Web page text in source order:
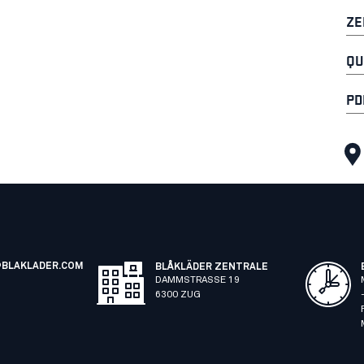
BLÅKLÄDER ZENTRALE
DAMMSTRASSE 19
6300 ZUG